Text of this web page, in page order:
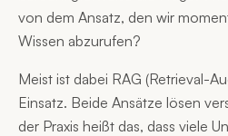
von dem Ansatz, den wir
Wissen abzurufen?
Meist ist dabei RAG (Retrieval-
Einsatz. Beide Ansätze lösen
der Praxis heißt das, dass viele